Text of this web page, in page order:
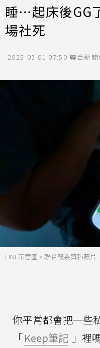
睡⋯起床後GG
場社死
2025-03-01 07:50 聯合新
LINE示意圖。聯合報系資料照片
你平常都會把一些
「Keep筆記 」裡